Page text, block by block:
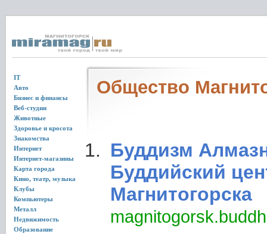
IT
Авто
Бизнес и финансы
Веб-студии
Животные
Здоровье и кросота
Знакомства
Интернет
Интернет-магазины
Карта города
Кино, театр, музыка
Клубы
Компьютеры
Металл
Недвижимость
Образование
Общество
Буддизм
Буддийский
Магнитогорска